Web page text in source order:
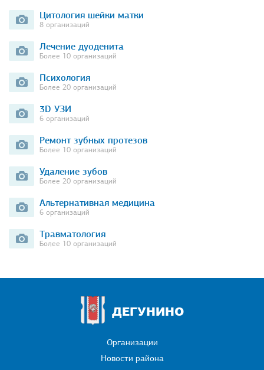
Цитология шейки матки
8 организаций
Лечение дуоденита
Более 10 организаций
Психология
Более 20 организаций
3D УЗИ
6 организаций
Ремонт зубных протезов
Более 10 организаций
Удаление зубов
Более 20 организаций
Альтернативная медицина
6 организаций
Травматология
Более 10 организаций
ДЕГУНИНО
Организации
Новости района